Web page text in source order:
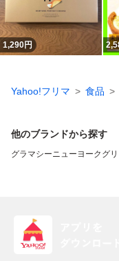
1,290円
Yahoo!フリマ 食品
他のブランドから探す
グラマシーニューヨーク グ